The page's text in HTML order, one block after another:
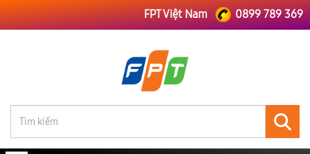
FPT Việt Nam 0899 789 369